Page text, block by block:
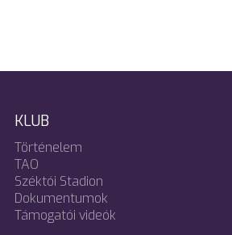
KLUB
Történelem
TAO
Széktói Stadion
Dokumentumok
Támogatói videók